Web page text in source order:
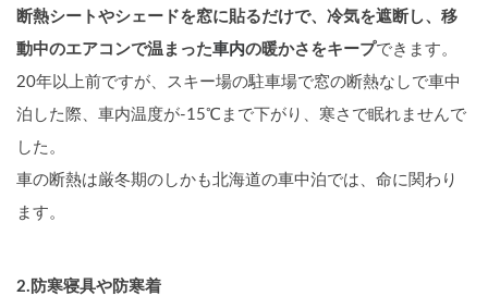
断熱シートやシェードを窓に貼るだけで、冷気を遮断し、移
動中のエアコンで温まった車内の暖かさをキープできます。
20年以上前ですが、スキー場の駐車場で窓の断熱なしで車中
泊した際、車内温度が-15℃まで下がり、寒さで眠れませんで
した。
車の断熱は厳冬期のしかも北海道の車中泊では、命に関わり
ます。
2. 防寒寝具や防寒着